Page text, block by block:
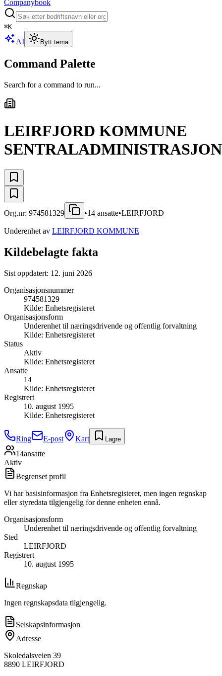
Companybook
⌘K
AI Bytt tema
Command Palette
Search for a command to run...
LEIRFJORD KOMMUNE
SENTRALADMINISTRASJON
Org.nr: 974581329 •14 ansatte•LEIRFJORD
Underenhet av LEIRFJORD KOMMUNE
Kildebelagte fakta
Sist oppdatert: 12. juni 2026
Organisasjonsnummer
974581329
Kilde: Enhetsregisteret
Organisasjonsform
Underenhet til næringsdrivende og offentlig forvaltning
Kilde: Enhetsregisteret
Status
Aktiv
Kilde: Enhetsregisteret
Ansatte
14
Kilde: Enhetsregisteret
Registrert
10. august 1995
Kilde: Enhetsregisteret
Ring E-post Kart Lagre
14ansatte
Aktiv
Begrenset profil
Vi har basisinformasjon fra Enhetsregisteret, men ingen regnskap
eller styredata tilgjengelig for denne enheten ennå.
Organisasjonsform
Underenhet til næringsdrivende og offentlig forvaltning
Sted
LEIRFJORD
Registrert
10. august 1995
Regnskap
Ingen regnskapsdata tilgjengelig.
Selskapsinformasjon
Adresse
Skoledalsveien 39
8890 LEIRFJORD